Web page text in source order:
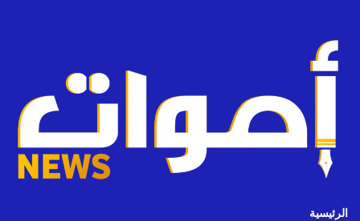
الرئيسية